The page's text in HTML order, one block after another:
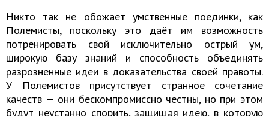
Никто так не обожает умственные поединки, как
Полемисты, поскольку это даёт им возможность
потренировать свой исключительно острый ум,
широкую базу знаний и способность объединять
разрозненные идеи в доказательства своей правоты.
У Полемистов присутствует странное сочетание
качеств — они бескомпромиссно честны, но при этом
будут неустанно спорить, защищая идею, в которую